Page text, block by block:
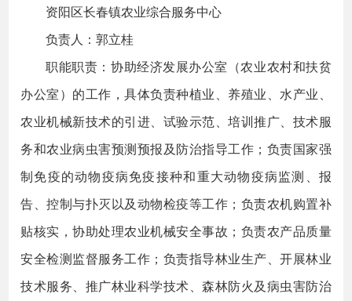
资阳区长春镇农业综合服务中心
负责人：郭立桂
职能职责：协助经济发展办公室（农业农村和扶贫
办公室）的工作，具体负责种植业、养殖业、水产业、
农业机械新技术的引进、试验示范、培训推广、技术服
务和农业病虫害预测预报及防治指导工作；负责国家强
制免疫的动物疫病免疫接种和重大动物疫病监测、报
告、控制与扑灭以及动物检疫等工作；负责农机购置补
贴核实，协助处理农业机械安全事故；负责农产品质量
安全检测监督服务工作；负责指导林业生产、开展林业
技术服务、推广林业科学技术、森林防火及病虫害防治